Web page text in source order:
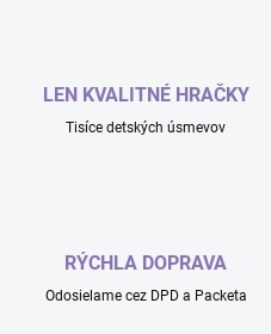
LEN KVALITNÉ HRAČKY
Tisíce detských úsmevov
RÝCHLA DOPRAVA
Odosielame cez DPD a Packeta